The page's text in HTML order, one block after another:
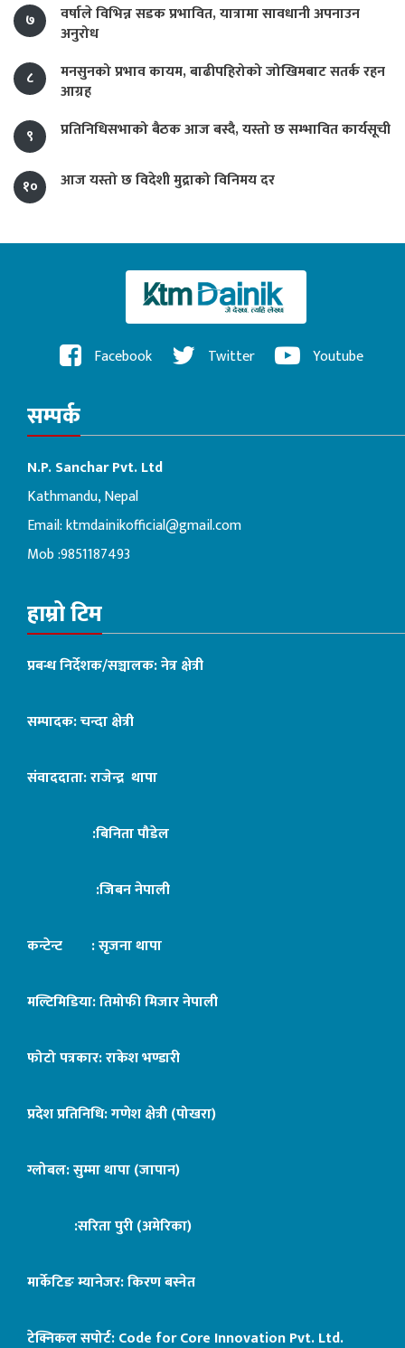
७
वर्षाले विभिन्न सडक प्रभावित, यात्रामा सावधानी अपनाउन
अनुरोध
८
मनसुनको प्रभाव कायम, बाढीपहिरोको जोखिमबाट सतर्क रहन
आग्रह
९
प्रतिनिधिसभाको बैठक आज बस्दै, यस्तो छ सम्भावित कार्यसूची
१० आज यस्तो छ विदेशी मुद्राको विनिमय दर
Facebook Twitter Youtube
सम्पर्क
N.P. Sanchar Pvt. Ltd
Kathmandu, Nepal
Email:ktmdainikofficial@gmail.com
Mob :9851187493
हाम्रो टिम
प्रबन्ध निर्देशक/सञ्चालक: नेत्र क्षेत्री
सम्पादक: चन्दा क्षेत्री
संवाददाता: राजेन्द्र थापा
:बिनिता पौडेल
:जिबन नेपाली
कन्टेन्ट : सृजना थापा
मल्टिमिडिया: तिमोफी मिजार नेपाली
फोटो पत्रकार: राकेश भण्डारी
प्रदेश प्रतिनिधि: गणेश क्षेत्री (पोखरा)
ग्लोबल: सुम्मा थापा (जापान)
:सरिता पुरी (अमेरिका)
मार्केटिङ म्यानेजर: किरण बस्नेत
टेक्निकल सपोर्ट:Code for Core Innovation Pvt. Ltd.